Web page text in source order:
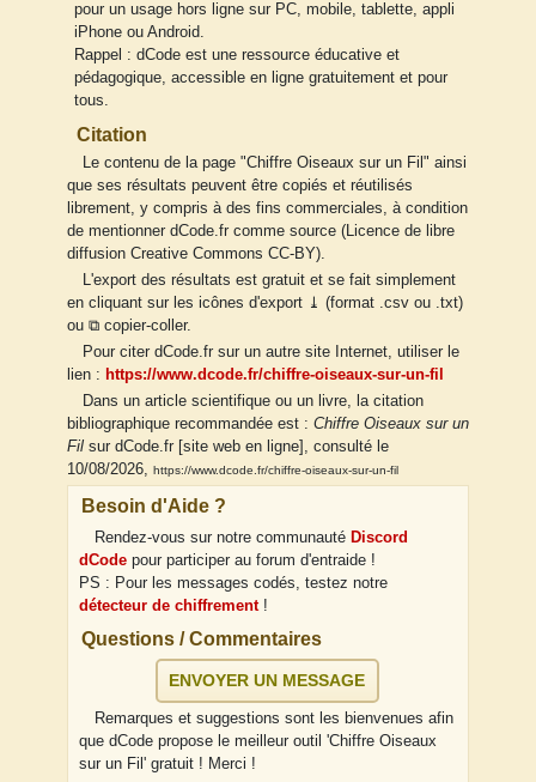
pour un usage hors ligne sur PC, mobile, tablette, appli
iPhone ou Android.
Rappel : dCode est une ressource éducative et
pédagogique, accessible en ligne gratuitement et pour
tous.
Citation
Le contenu de la page "Chiffre Oiseaux sur un Fil" ainsi
que ses résultats peuvent être copiés et réutilisés
librement, y compris à des fins commerciales, à condition
de mentionner dCode.fr comme source (Licence de libre
diffusion Creative Commons CC-BY).
L'export des résultats est gratuit et se fait simplement
en cliquant sur les icônes d'export ⤓ (format .csv ou .txt)
ou ⧉ copier-coller.
Pour citer dCode.fr sur un autre site Internet, utiliser le
lien : https://www.dcode.fr/chiffre-oiseaux-sur-un-fil
Dans un article scientifique ou un livre, la citation
bibliographique recommandée est : Chiffre Oiseaux sur un
Fil sur dCode.fr [site web en ligne], consulté le
10/08/2026, https://www.dcode.fr/chiffre-oiseaux-sur-un-fil
Besoin d'Aide ?
Rendez-vous sur notre communauté Discord
dCode pour participer au forum d'entraide !
PS : Pour les messages codés, testez notre
détecteur de chiffrement!
Questions / Commentaires
ENVOYER UN MESSAGE
Remarques et suggestions sont les bienvenues afin
que dCode propose le meilleur outil 'Chiffre Oiseaux
sur un Fil' gratuit ! Merci !